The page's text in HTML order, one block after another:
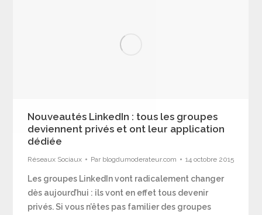
Nouveautés LinkedIn : tous les groupes
deviennent privés et ont leur application
dédiée
Réseaux Sociaux Par blogdumoderateur.com 14 octobre 2015
Les groupes LinkedIn vont radicalement changer
dès aujourd’hui : ils vont en effet tous devenir
privés. Si vous n’êtes pas familier des groupes